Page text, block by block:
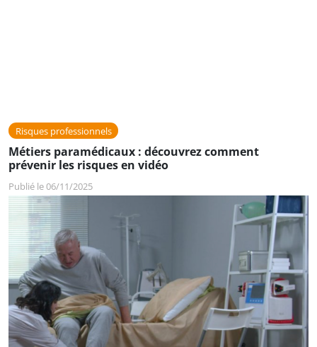
Risques professionnels
Métiers paramédicaux : découvrez comment
prévenir les risques en vidéo
Publié le 06/11/2025